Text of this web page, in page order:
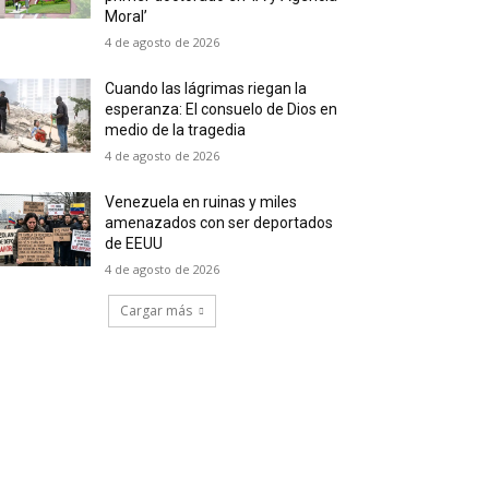
Moral’
4 de agosto de 2026
Cuando las lágrimas riegan la
esperanza: El consuelo de Dios en
medio de la tragedia
4 de agosto de 2026
Venezuela en ruinas y miles
amenazados con ser deportados
de EEUU
4 de agosto de 2026
Cargar más